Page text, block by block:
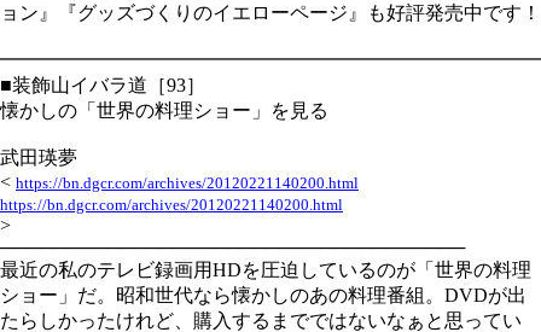
ョン』『グッズづくりのイエローページ』も好評発売中です！
■装飾山イバラ道［93］
懐かしの「世界の料理ショー」を見る
武田瑛夢
< https://bn.dgcr.com/archives/20120221140200.html
https://bn.dgcr.com/archives/20120221140200.html
>
───────────────────────────────────
最近の私のテレビ録画用HDを圧迫しているのが「世界の料理
ショー」だ。昭和世代なら懐かしのあの料理番組。DVDが出
たらしかったけれど、購入するまでではないなぁと思ってい